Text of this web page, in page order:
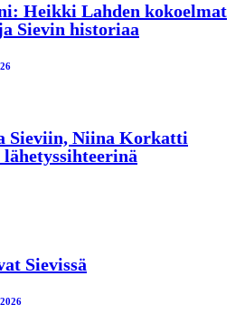
Heikki Lahden kokoelmat
Sievin historiaa
Sieviin, Niina Korkatti
Sievissä